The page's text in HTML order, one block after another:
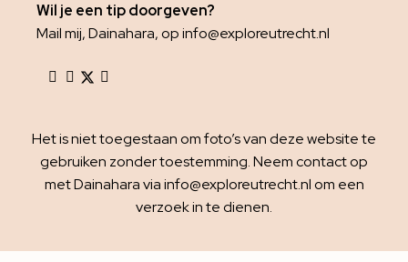
Wil je een tip doorgeven?
Mail mij, Dainahara, op info@exploreutrecht.nl
Het is niet toegestaan om foto’s van deze website te
gebruiken zonder toestemming. Neem contact op
met Dainahara via info@exploreutrecht.nl om een
verzoek in te dienen.